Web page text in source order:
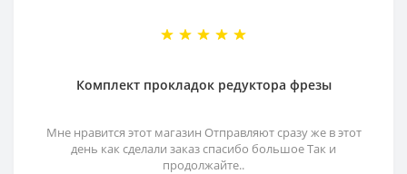
Комплект прокладок редуктора фрезы
Мне нравится этот магазин Отправляют сразу же в этот
день как сделали заказ спасибо большое Так и
продолжайте..